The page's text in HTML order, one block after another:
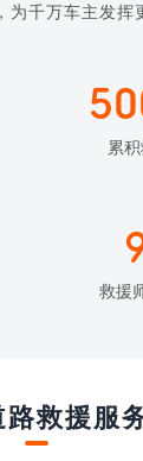
为千万车主发挥
累
救援
路救援服